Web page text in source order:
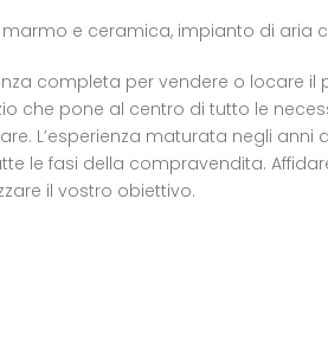
marmo e ceramica, impianto di aria
completa per vendere o locare
che pone al centro di tutto le
L’esperienza maturata negli
le fasi della compravendita.
il vostro obiettivo.